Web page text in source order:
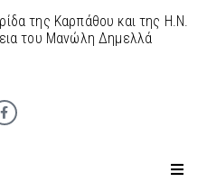
της Καρπάθου και της Η.Ν.
του Μανώλη Δημελλά